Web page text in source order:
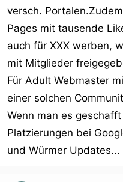
versch.
Pages mit tausende
auch für XXX werben,
mit Mitglieder
Für Adult Webmaster
einer solchen
Wenn man es
Platzierungen bei
und Würmer Updates...